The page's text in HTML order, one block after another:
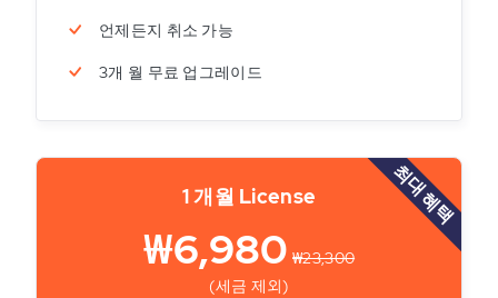
언제든지 취소 가능
3개 월 무료 업그레이드
최대 혜택
1 개월 License
₩6,980 ₩23,300
(세금 제외)